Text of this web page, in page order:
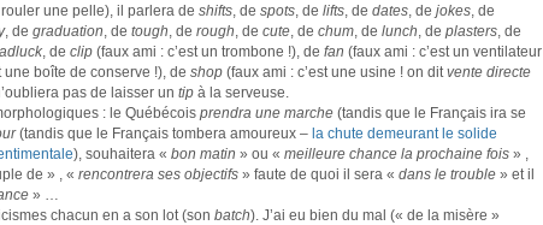
une pelle), il parlera de shifts, de spots, de lifts, de dates, de jokes, de
, de graduation, de tough, de rough, de cute, de chum, de lunch, de plasters, de
, de clip (faux ami : c’est un trombone !), de fan (faux ami : c’est un ventilateur
une boîte de conserve !), de shop (faux ami : c’est une usine ! on ditvente directe
pas de laisser un tip à la serveuse.
: le Québécois prendra une marche (tandis que le Français ira se
(tandis que le Français tombera amoureux – la chute demeurant le solide
), souhaitera « bon matin » ou « meilleure chance la prochaine fois » ,
de » , « rencontrera ses objectifs » faute de quoi il sera « dans le trouble » et il
» …
chacun en a son lot (son batch). J’ai eu bien du mal (« de la misère »